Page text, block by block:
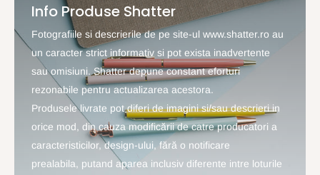
Info Produse Shatter
Fotografiile si descrierile de pe site-ul www.shatter.ro au
un caracter strict informativ si pot exista inadvertente
sau omisiuni. Shatter depune constant eforturi
rezonabile pentru actualizarea acestora.
Produsele livrate pot diferi de imagini si/sau descrieri in
orice mod, din cauza modificării de catre producatori a
caracteristicilor, design-ului, fără o notificare
prealabila, putand aparea inclusiv diferente intre loturile